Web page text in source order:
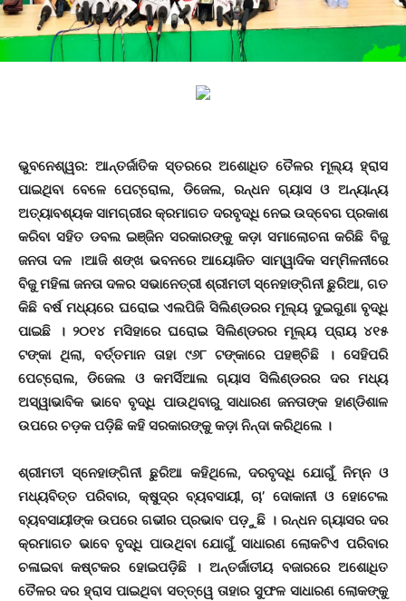
ଭୁବନେଶ୍ୱର: ଆନ୍ତର୍ଜାତିକ ସ୍ତରରେ ଅଶୋଧିତ ତୈଳର ମୂଲ୍ୟ ହ୍ରାସ
ପାଇଥିବା ବେଳେ ପେଟ୍ରୋଲ, ଡିଜେଲ, ରନ୍ଧନ ଗ୍ୟାସ ଓ ଅନ୍ୟାନ୍ୟ
ଅତ୍ୟାବଶ୍ୟକ ସାମଗ୍ରୀର କ୍ରମାଗତ ଦରବୃଦ୍ଧି ନେଇ ଉଦ୍ବେଗ ପ୍ରକାଶ
କରିବା ସହିତ ଡବଲ ଇଞ୍ଜିନ ସରକାରଙ୍କୁ କଡ଼ା ସମାଲୋଚନା କରିଛି ବିଜୁ
ଜନତା ଦଳ ।ଆଜି ଶଙ୍ଖ ଭବନରେ ଆୟୋଜିତ ସାମ୍ୱାଦିକ ସମ୍ମିଳନୀରେ
ବିଜୁ ମହିଳା ଜନତା ଦଳର ସଭାନେତ୍ରୀ ଶ୍ରୀମତୀ ସ୍ନେହାଙ୍ଗିନୀ ଛୁରିଆ, ଗତ
କିଛି ବର୍ଷ ମଧ୍ୟରେ ଘରୋଇ ଏଲପିଜି ସିଲିଣ୍ଡରର ମୂଲ୍ୟ ଦୁଇଗୁଣା ବୃଦ୍ଧି
ପାଇଛି । ୨୦୧୪ ମସିହାରେ ଘରୋଇ ସିଲିଣ୍ଡରର ମୂଲ୍ୟ ପ୍ରାୟ ୪୧୫
ଟଙ୍କା ଥିଲା, ବର୍ତ୍ତମାନ ତାହା ୯୬୮ ଟଙ୍କାରେ ପହଞ୍ଚିଛି । ସେହିପରି
ପେଟ୍ରୋଲ, ଡିଜେଲ ଓ କମର୍ସିଆଲ ଗ୍ୟାସ ସିଲିଣ୍ଡରର ଦର ମଧ୍ୟ
ଅସ୍ୱାଭାବିକ ଭାବେ ବୃଦ୍ଧି ପାଉଥିବାରୁ ସାଧାରଣ ଜନତାଙ୍କ ହାଣ୍ଡିଶାଳ
ଉପରେ ଚଡ଼କ ପଡ଼ିଛି କହି ସରକାରଙ୍କୁ କଡ଼ା ନିନ୍ଦା କରିଥିଲେ ।
ଶ୍ରୀମତୀ ସ୍ନେହାଙ୍ଗିନୀ ଛୁରିଆ କହିଥିଲେ, ଦରବୃଦ୍ଧି ଯୋଗୁଁ ନିମ୍ନ ଓ
ମଧ୍ୟବିତ୍ତ ପରିବାର, କ୍ଷୁଦ୍ର ବ୍ୟବସାୟୀ, ଚା’ ଦୋକାନୀ ଓ ହୋଟେଲ
ବ୍ୟବସାୟୀଙ୍କ ଉପରେ ଗଭୀର ପ୍ରଭାବ ପଡ଼ୁଛି । ରନ୍ଧନ ଗ୍ୟାସର ଦର
କ୍ରମାଗତ ଭାବେ ବୃଦ୍ଧି ପାଉଥିବା ଯୋଗୁଁ ସାଧାରଣ ଲୋକଟିଏ ପରିବାର
ଚଳାଇବା କଷ୍ଟକର ହୋଇପଡ଼ିଛି । ଅନ୍ତର୍ଜାତୀୟ ବଜାରରେ ଅଶୋଧିତ
ତୈଳର ଦର ହ୍ରାସ ପାଇଥିବା ସତ୍ତ୍ୱେ ତାହାର ସୁଫଳ ସାଧାରଣ ଲୋକଙ୍କୁ